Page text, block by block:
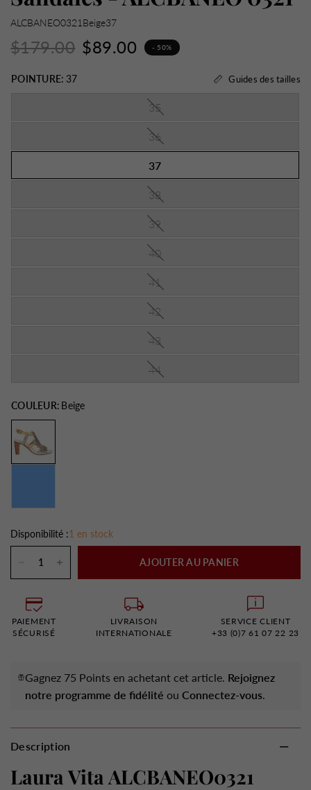
ALCBANEO0321Beige37
$179.00 $89.00 - 50%
POINTURE: 37 Guides des tailles
35
36
37
38
39
40
41
42
43
44
COULEUR: Beige
Disponibilité :1 en stock
AJOUTER AU PANIER
PAIEMENT
SÉCURISÉ
LIVRAISON
INTERNATIONALE
SERVICE CLIENT
+33 (0)7 61 07 22 23
Gagnez 75 Points en achetant cet article. Rejoignez
notre programme de fidélité ouConnectez-vous.
Description
Laura Vita ALCBANEO0321